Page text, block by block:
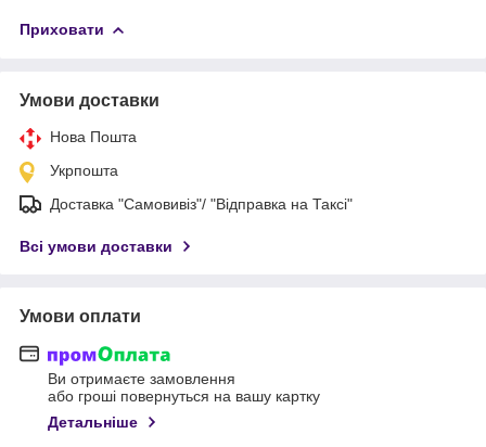
Приховати
Умови доставки
Нова Пошта
Укрпошта
Доставка "Самовивіз"/ "Відправка на Таксі"
Всі умови доставки
Умови оплати
Ви отримаєте замовлення
або гроші повернуться на вашу картку
Детальніше